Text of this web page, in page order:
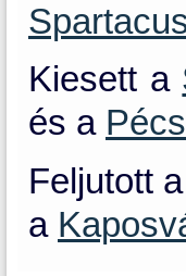
Kiesett a
és a
Feljutott a
a